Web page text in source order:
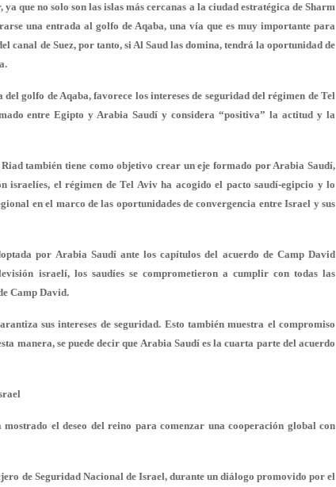
que no solo son las islas más cercanas a la ciudad estratégica de Sharm
una entrada al golfo de Aqaba, una vía que es muy importante para
canal de Suez, por tanto, si Al Saud las domina, tendrá la oportunidad de
golfo de Aqaba, favorece los intereses de seguridad del régimen de Tel
entre Egipto y Arabia Saudí y considera “positiva” la actitud y la
también tiene como objetivo crear un eje formado por Arabia Saudí,
israelíes, el régimen de Tel Aviv ha acogido el pacto saudí-egipcio y lo
en el marco de las oportunidades de convergencia entre Israel y sus
por Arabia Saudí ante los capítulos del acuerdo de Camp David
israelí, los saudíes se comprometieron a cumplir con todas las
Camp David.
sus intereses de seguridad. Esto también muestra el compromiso
manera, se puede decir que Arabia Saudí es la cuarta parte del acuerdo
el deseo del reino para comenzar una cooperación global con
de Seguridad Nacional de Israel, durante un diálogo promovido por el